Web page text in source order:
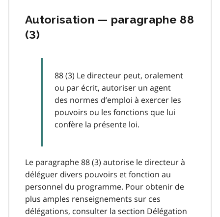
Autorisation — paragraphe 88
(3)
88 (3) Le directeur peut, oralement
ou par écrit, autoriser un agent
des normes d’emploi à exercer les
pouvoirs ou les fonctions que lui
confère la présente loi.
Le paragraphe 88 (3) autorise le directeur à
déléguer divers pouvoirs et fonction au
personnel du programme. Pour obtenir de
plus amples renseignements sur ces
délégations, consulter la section Délégation